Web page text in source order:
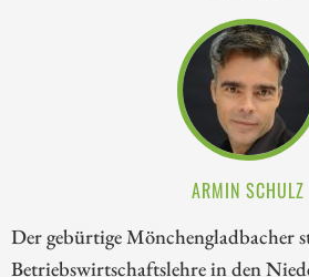
ARMIN SCHULZ
Der gebürtige Mönchengladbacher
Betriebswirtschaftslehre in den